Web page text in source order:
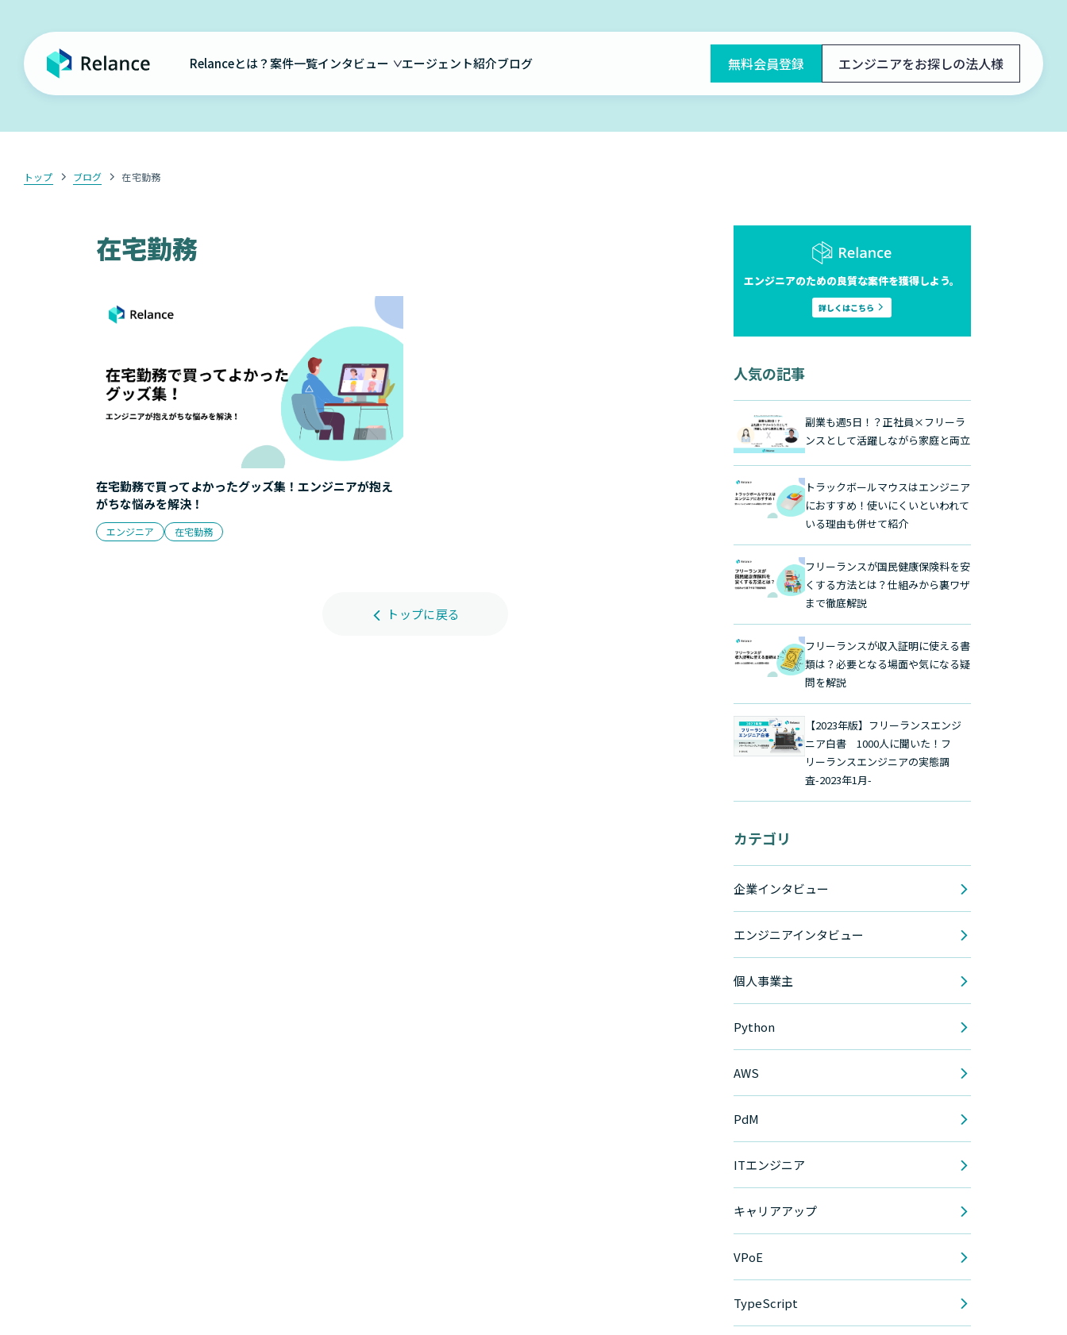
Relanceとは？案件一覧インタビュー エージェント紹介ブログ 無料会員登録 エンジニアをお探しの法人様
トップ ブログ 在宅勤務
在宅勤務
在宅勤務で買ってよかったグッズ集！エンジニアが抱え
がちな悩みを解決！
エンジニア 在宅勤務
トップに戻る
エンジニアのための良質な案件を獲得しよう。
詳しくはこちら
人気の記事
副業も週5日！？正社員×フリーラ
ンスとして活躍しながら家庭と両立
トラックボールマウスはエンジニア
におすすめ！使いにくいといわれて
いる理由も併せて紹介
フリーランスが国民健康保険料を安
くする方法とは？仕組みから裏ワザ
まで徹底解説
フリーランスが収入証明に使える書
類は？必要となる場面や気になる疑
問を解説
【2023年版】フリーランスエンジ
ニア白書 1000人に聞いた！フ
リーランスエンジニアの実態調
査-2023年1月-
カテゴリ
企業インタビュー
エンジニアインタビュー
個人事業主
Python
AWS
PdM
ITエンジニア
キャリアアップ
VPoE
TypeScript